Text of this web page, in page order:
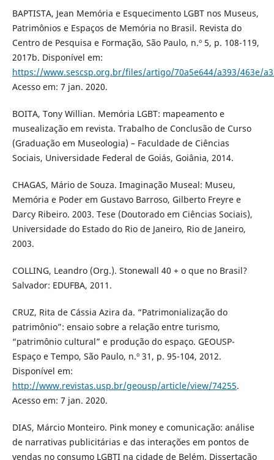
BAPTISTA, Jean Memória e Esquecimento LGBT nos Museus,
Patrimônios e Espaços de Memória no Brasil. Revista do
Centro de Pesquisa e Formação, São Paulo, n.º 5, p. 108-119,
2017b. Disponível em:
https://www.sescsp.org.br/files/artigo/70a5e644/a393/463e/
Acesso em: 7 jan. 2020.
BOITA, Tony Willian. Memória LGBT: mapeamento e
musealização em revista. Trabalho de Conclusão de Curso
(Graduação em Museologia) – Faculdade de Ciências
Sociais, Universidade Federal de Goiás, Goiânia, 2014.
CHAGAS, Mário de Souza. Imaginação Museal: Museu,
Memória e Poder em Gustavo Barroso, Gilberto Freyre e
Darcy Ribeiro. 2003. Tese (Doutorado em Ciências Sociais),
Universidade do Estado do Rio de Janeiro, Rio de Janeiro,
2003.
COLLING, Leandro (Org.). Stonewall 40 + o que no Brasil?
Salvador: EDUFBA, 2011.
CRUZ, Rita de Cássia Azira da. “Patrimonialização do
patrimônio”: ensaio sobre a relação entre turismo,
“patrimônio cultural” e produção do espaço. GEOUSP-
Espaço e Tempo, São Paulo, n.º 31, p. 95-104, 2012.
Disponível em:
http://www.revistas.usp.br/geousp/article/view/74255.
Acesso em: 7 jan. 2020.
DIAS, Márcio Monteiro. Pink money e comunicação: análise
de narrativas publicitárias e das interações em pontos de
vendas no consumo LGBTI na cidade de Belém. Dissertação